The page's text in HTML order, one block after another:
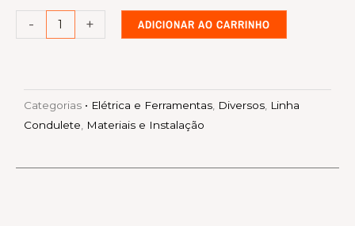
- + ADICIONAR AO CARRINHO
Categorias • Elétrica e Ferramentas Diversos Linha
Condulete
Materiais e Instalação